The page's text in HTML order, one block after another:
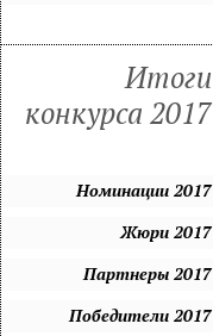
Итоги
конкурса 2017
Номинации 2017
Жюри 2017
Партнеры 2017
Победители 2017